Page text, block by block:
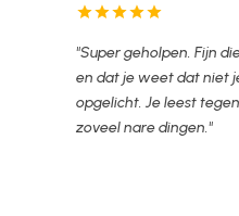
"De man rijden net weg.
en nu al opgelost voor
vooraf besproken
hoor."